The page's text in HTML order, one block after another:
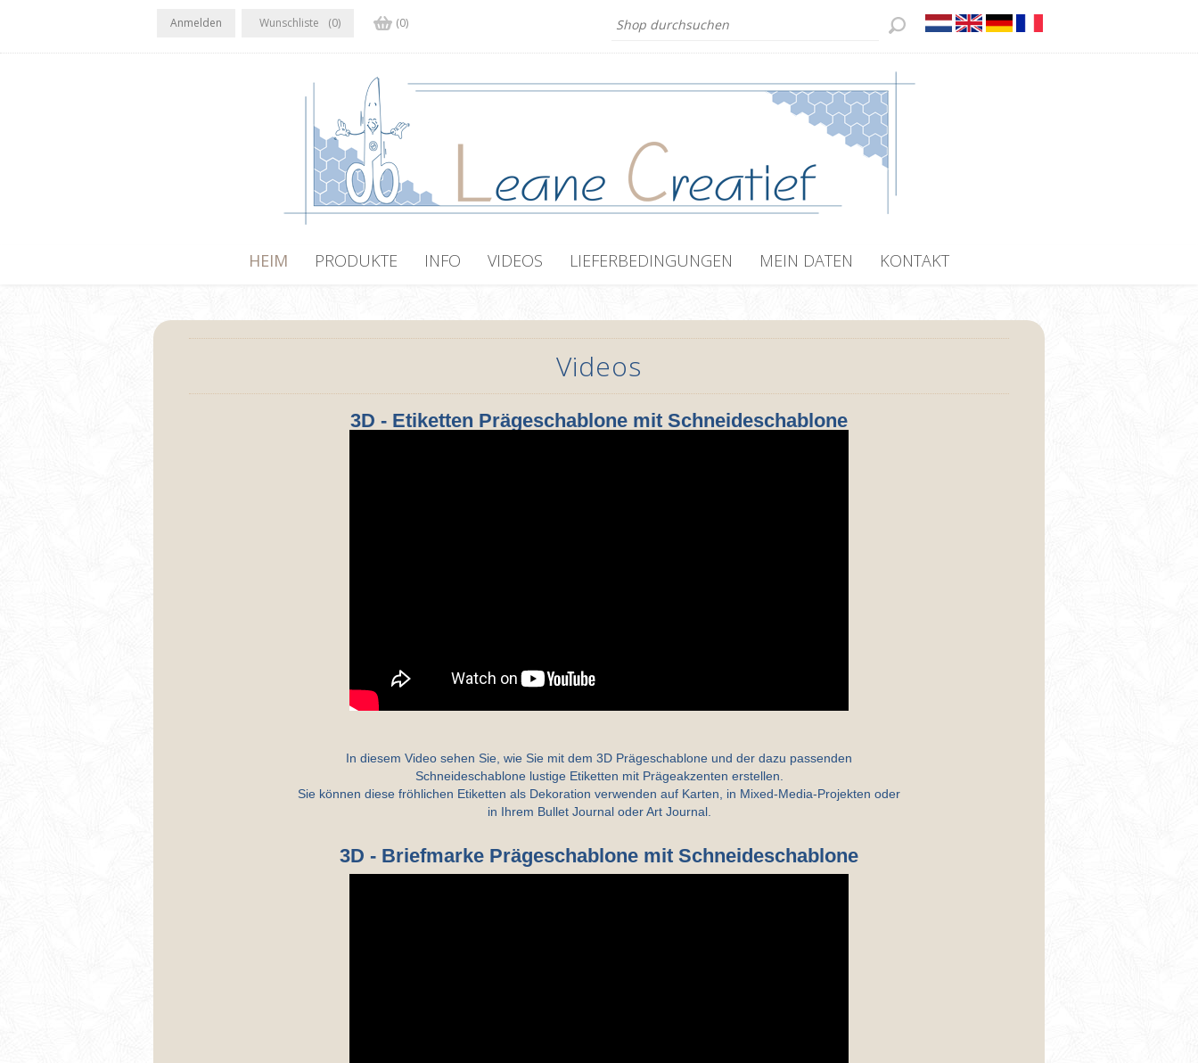
Anmelden Wunschliste (0) (0)
HEIM PRODUKTE INFO VIDEOS LIEFERBEDINGUNGEN MEIN DATEN KONTAKT
Videos
3D - Etiketten Prägeschablone mit Schneideschablone
In diesem Video sehen Sie, wie Sie mit dem 3D Prägeschablone und der dazu passenden
Schneideschablone lustige Etiketten mit Prägeakzenten erstellen.
Sie können diese fröhlichen Etiketten als Dekoration verwenden auf Karten, in Mixed-Media-Projekten oder
in Ihrem Bullet Journal oder Art Journal.
3D - Briefmarke Prägeschablone mit Schneideschablone